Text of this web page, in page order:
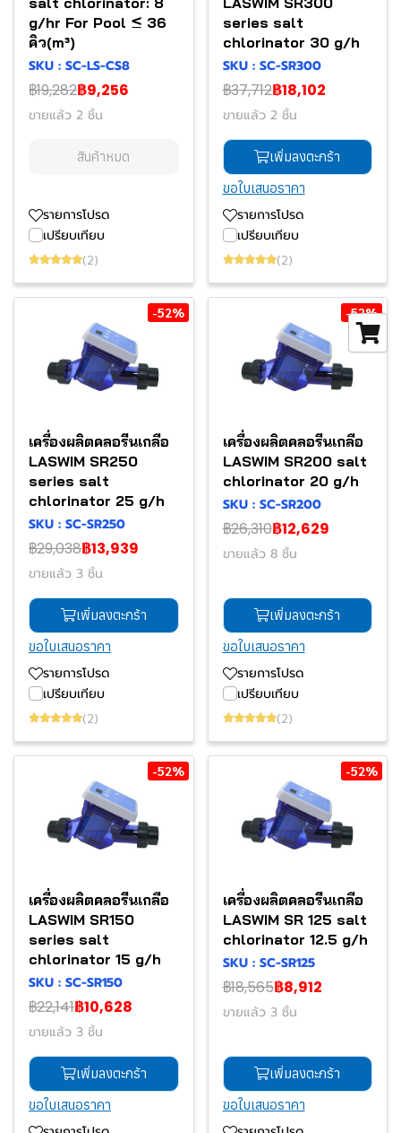
g/hr For Pool ≤ 36
คิว(m³)
SKU : SC-LS-CS8
฿19,282฿9,256
ขายแล้ว 2 ชิ้น
สินค้าหมด
รายการโปรด
เปรียบเทียบ
(2)
series salt
chlorinator 30 g/h
SKU : SC-SR300
฿37,712฿18,102
ขายแล้ว 2 ชิ้น
เพิ่มลงตะกร้า
ขอใบเสนอราคา
รายการโปรด
เปรียบเทียบ
(2)
-52%
เครื่องผลิตคลอรีนเกลือ
LASWIM SR250
series salt
chlorinator 25 g/h
SKU : SC-SR250
฿29,038฿13,939
ขายแล้ว 3 ชิ้น
เพิ่มลงตะกร้า
ขอใบเสนอราคา
รายการโปรด
เปรียบเทียบ
(2)
-52%
เครื่องผลิตคลอรีนเกลือ
LASWIM SR200 salt
chlorinator 20 g/h
SKU : SC-SR200
฿26,310฿12,629
ขายแล้ว 8 ชิ้น
เพิ่มลงตะกร้า
ขอใบเสนอราคา
รายการโปรด
เปรียบเทียบ
(2)
-52%
เครื่องผลิตคลอรีนเกลือ
LASWIM SR150
series salt
chlorinator 15 g/h
SKU : SC-SR150
฿22,141฿10,628
ขายแล้ว 3 ชิ้น
เพิ่มลงตะกร้า
ขอใบเสนอราคา
-52%
เครื่องผลิตคลอรีนเกลือ
LASWIM SR 125 salt
chlorinator 12.5 g/h
SKU : SC-SR125
฿18,565฿8,912
ขายแล้ว 3 ชิ้น
เพิ่มลงตะกร้า
ขอใบเสนอราคา